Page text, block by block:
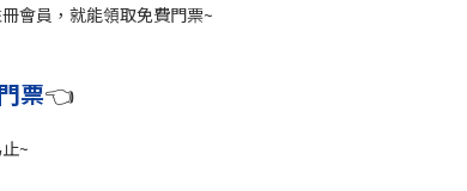
會員，就能領取免費門票~
票👈
~